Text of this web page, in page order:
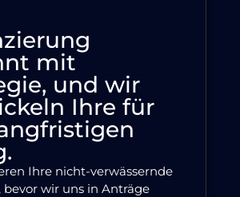
mit
und wir
Ihre für
Ihre nicht-verwässernde
bevor wir uns in Anträge